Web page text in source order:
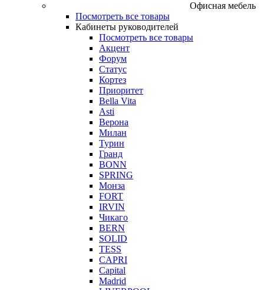
Офисная мебель
Посмотреть все товары
Кабинеты руководителей
Посмотреть все товары
Акцент
Форум
Статус
Кортез
Приоритет
Bella Vita
Asti
Верона
Милан
Турин
Гранд
BONN
SPRING
Монза
FORT
IRVIN
Чикаго
BERN
SOLID
TESS
CAPRI
Capital
Madrid